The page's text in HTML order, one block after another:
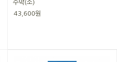
수막(소)
43,600원